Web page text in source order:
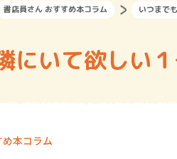
書店員さん おすすめ本コラム いつまで
にいて欲しい
本コラム